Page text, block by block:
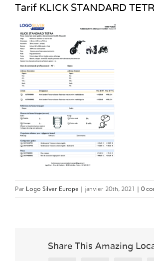
Tarif KLICK STANDARD
Par Logo Silver Europe | janvier 20th, 2021 | 0
Share This Amazing